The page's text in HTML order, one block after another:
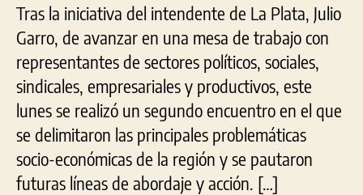
social
y
productivo
de
La
Plata
sin
Garro
Tras la iniciativa del intendente de La Plata, Julio
Garro, de avanzar en una mesa de trabajo con
representantes de sectores políticos, sociales,
sindicales, empresariales y productivos, este
lunes se realizó un segundo encuentro en el que
se delimitaron las principales problemáticas
socio-económicas de la región y se pautaron
futuras líneas de abordaje y acción. […]